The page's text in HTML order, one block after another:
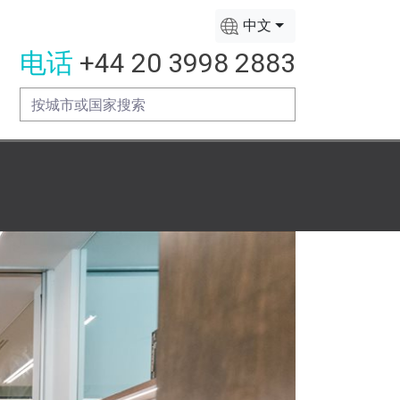
中文
电话 +44 20 3998 2883